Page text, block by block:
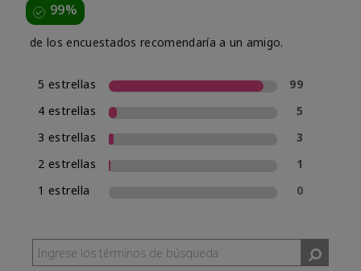
99%
de los encuestados recomendaría a un amigo.
5 estrellas
99
4 estrellas
5
3 estrellas
3
2 estrellas
1
1 estrella
0